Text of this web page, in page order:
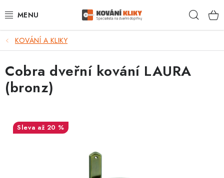
na
VÝPRODEJ - TOP AKCE
BLOG
UŽITEČNÉ RADY
VRÁCENÍ ZBOŽÍ
KOVÁNÍ A KLIKY
Cobra dveřní kování LAURA
(bronz)
až 20 %